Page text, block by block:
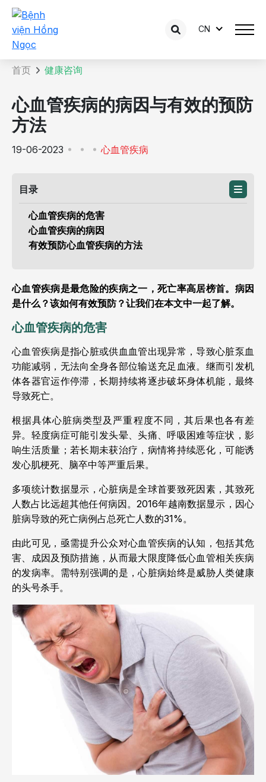
CN
咨询内容详情
首页 健康咨询
心血管疾病的病因与有效的预防
方法
19-06-2023 心血管疾病
目录
心血管疾病的危害
心血管疾病的病因
有效预防心血管疾病的方法
心血管疾病是最危险的疾病之一，死亡率高居榜首。病因
是什么？该如何有效预防？让我们在本文中一起了解。
心血管疾病的危害
心血管疾病是指心脏或供血血管出现异常，导致心脏泵血
功能减弱，无法向全身各部位输送充足血液。继而引发机
体各器官运作停滞，长期持续将逐步破坏身体机能，最终
导致死亡。
根据具体心脏病类型及严重程度不同，其后果也各有差
异。轻度病症可能引发头晕、头痛、呼吸困难等症状，影
响生活质量；若长期未获治疗，病情将持续恶化，可能诱
发心肌梗死、脑卒中等严重后果。
多项统计数据显示，心脏病是全球首要致死因素，其致死
人数占比远超其他任何病因。2016年越南数据显示，因心
脏病导致的死亡病例占总死亡人数的31%。
由此可见，亟需提升公众对心血管疾病的认知，包括其危
害、成因及预防措施，从而最大限度降低心血管相关疾病
的发病率。需特别强调的是，心脏病始终是威胁人类健康
的头号杀手。